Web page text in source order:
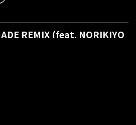
REMIX (feat. NORIKIYO